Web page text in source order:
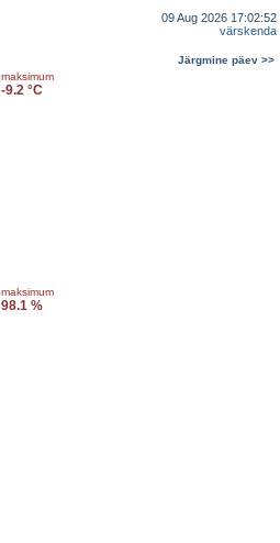
09 Aug 2026 17:02:52
värskenda
Järgmine päev >>
maksimum
-9.2 °C
maksimum
98.1 %